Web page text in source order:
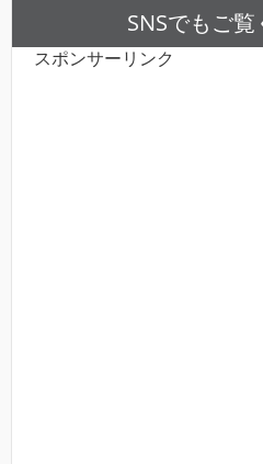
SNSでもご覧
スポンサーリンク